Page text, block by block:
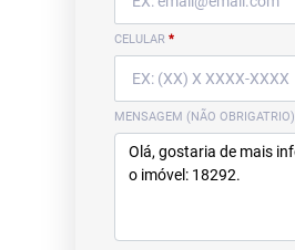
CELULAR *
MENSAGEM (NÃO OBRIGATRIO)